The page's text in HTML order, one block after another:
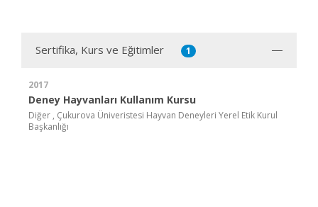
Sertifika, Kurs ve Eğitimler 1
2017
Deney Hayvanları Kullanım Kursu
Diğer , Çukurova Üniveristesi Hayvan Deneyleri Yerel Etik Kurul
Başkanlığı